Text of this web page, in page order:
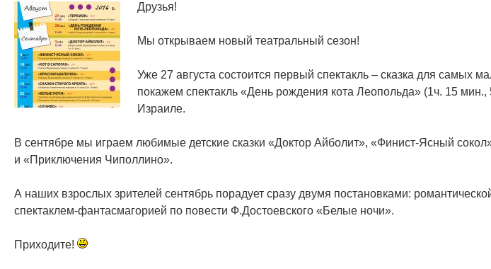
Друзья!
Мы открываем новый театральный сезон!
Уже 27 августа состоится первый спектакль – сказка для самых
покажем спектакль «День рождения кота Леопольда» (1ч. 15
Израиле.
В сентябре мы играем любимые детские сказки «Доктор Айболит», «Финист-Ясный
и «Приключения Чиполлино».
А наших взрослых зрителей сентябрь порадует сразу двумя постановками:
спектаклем-фантасмагорией по повести Ф.Достоевского «Белые ночи».
Приходите!